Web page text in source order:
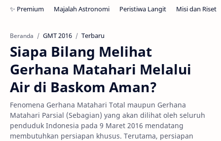
Beranda GMT 2016 Terbaru
Siapa Bilang Melihat
Gerhana Matahari Melalui
Air di Baskom Aman?
Fenomena Gerhana Matahari Total maupun Gerhana
Matahari Parsial (Sebagian) yang akan dilihat oleh seluruh
penduduk Indonesia pada 9 Maret 2016 mendatang
membutuhkan persiapan khusus. Terutama, persiapan